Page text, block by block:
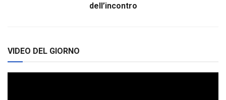
dell’incontro
VIDEO DEL GIORNO